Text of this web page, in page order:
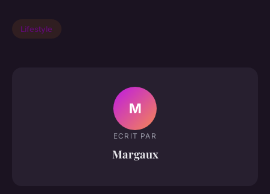
Lifestyle
M
ECRIT PAR
Margaux